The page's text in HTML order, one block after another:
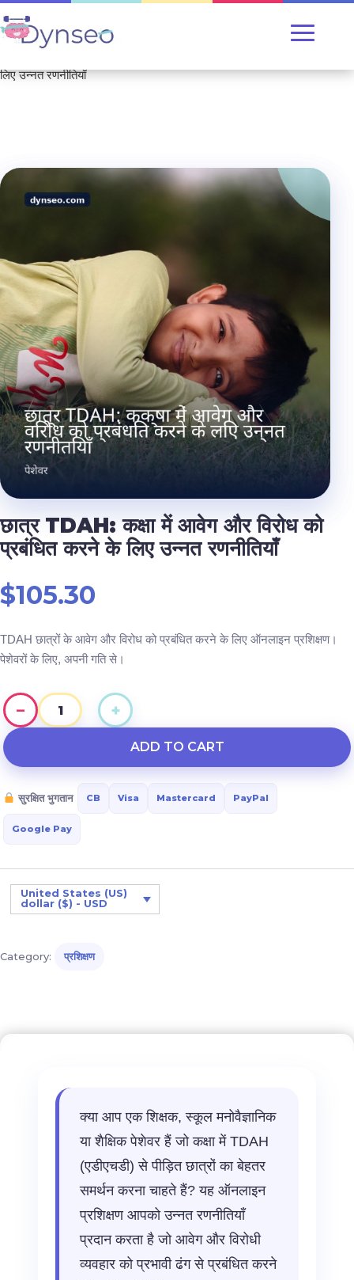
/
लिए उन्नत रणनीतियाँ
छात्र TDAH: कक्षा में आवेग और विरोध को
प्रबंधित करने के लिए उन्नत रणनीतियाँ
$105.30
TDAH छात्रों के आवेग और विरोध को प्रबंधित करने के लिए ऑनलाइन प्रशिक्षण।
पेशेवरों के लिए, अपनी गति से।
−
छात्र
आवेग
और
को
प्रबंधित
करने
लिए
+
ADD TO CART
सुरक्षित भुगतान CB Visa Mastercard PayPal
Google Pay
United States (US)
dollar ($) - USD
Category: प्रशिक्षण
क्या आप एक शिक्षक, स्कूल मनोवैज्ञानिक
या शैक्षिक पेशेवर हैं जो कक्षा में TDAH
(एडीएचडी) से पीड़ित छात्रों का बेहतर
समर्थन करना चाहते हैं? यह ऑनलाइन
प्रशिक्षण आपको उन्नत रणनीतियाँ
प्रदान करता है जो आवेग और विरोधी
व्यवहार को प्रभावी ढंग से प्रबंधित करने